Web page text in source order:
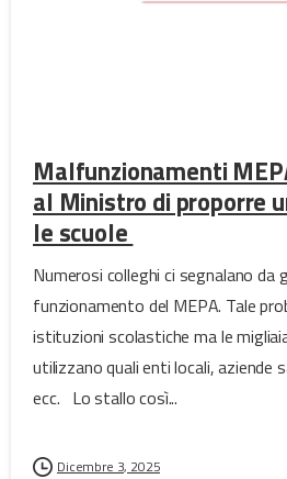
Malfunzionamenti
al Ministro di proporre
le scuole
Numerosi colleghi ci segnalano
funzionamento del MEPA. Tale
istituzioni scolastiche ma le
utilizzano quali enti locali, aziende
ecc. Lo stallo così...
Dicembre 3, 2025